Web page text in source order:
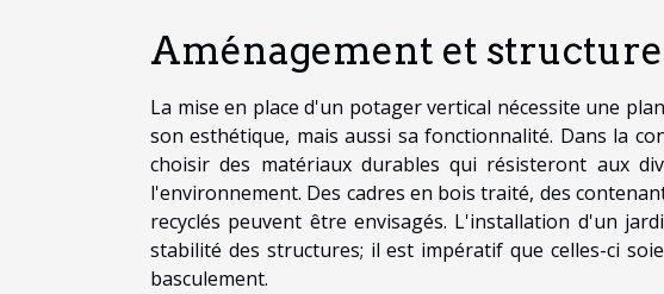
Aménagement et
La mise en place d'un potager vertical nécessite une
son esthétique, mais aussi sa fonctionnalité. Dans la
choisir des matériaux durables qui résisteront aux
l'environnement. Des cadres en bois traité, des
recyclés peuvent être envisagés. L'installation d'un
stabilité des structures; il est impératif que celles-ci
basculement.